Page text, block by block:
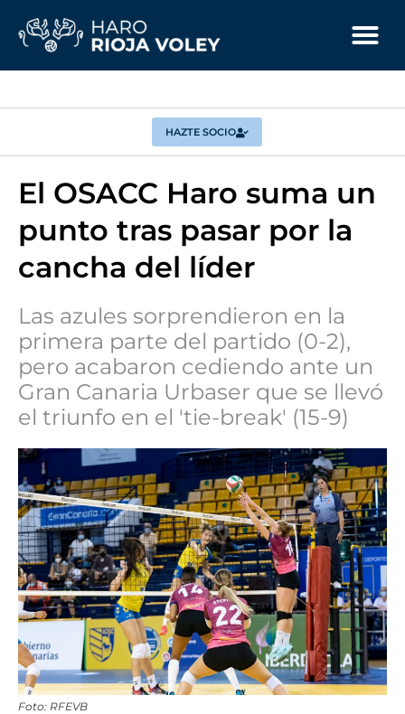
HAZTE SOCIO
El OSACC Haro suma un
punto tras pasar por la
cancha del líder
Las azules sorprendieron en la
primera parte del partido (0-2),
pero acabaron cediendo ante un
Gran Canaria Urbaser que se llevó
el triunfo en el 'tie-break' (15-9)
Foto: RFEVB